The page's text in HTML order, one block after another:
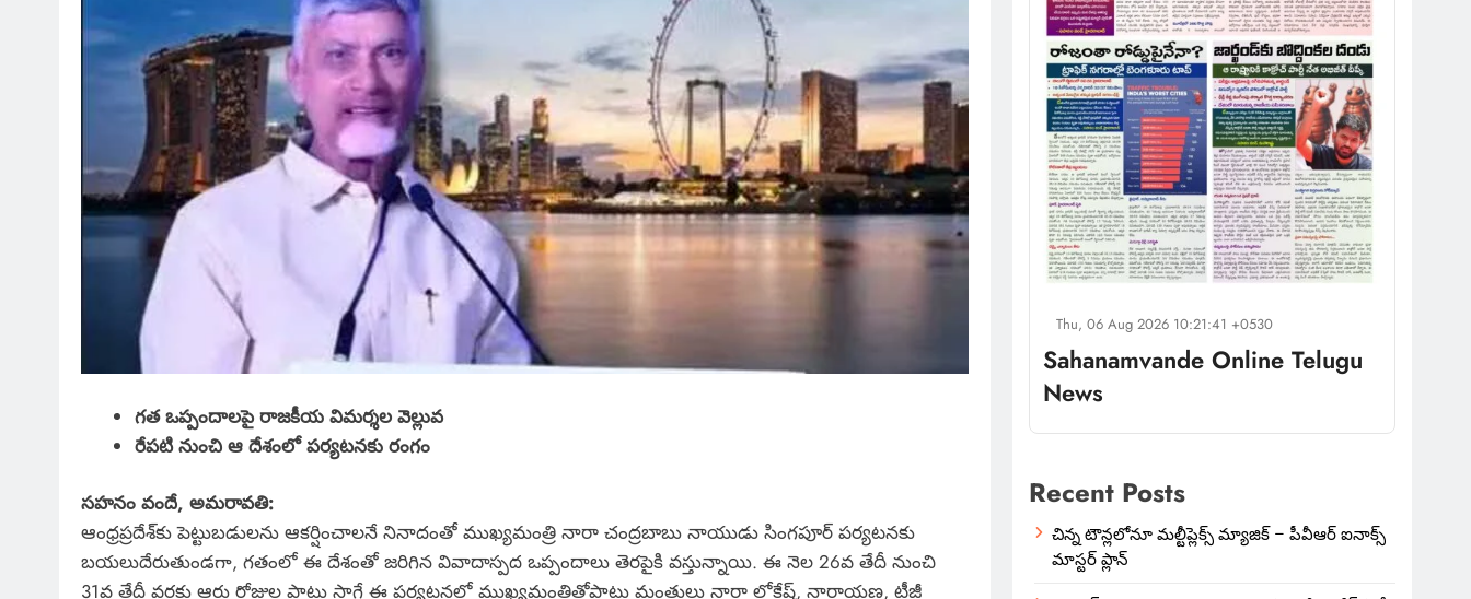
గత ఒప్పందాలపై రాజకీయ విమర్శల వెల్లువ
రేపటి నుంచి ఆ దేశంలో పర్యటనకు రంగం
సహనం వందే, అమరావతి:
ఆంధ్రప్రదేశ్‌కు పెట్టుబడులను ఆకర్షించాలనే నినాదంతో ముఖ్యమంత్రి నారా చంద్రబాబు నాయుడు సింగపూర్‌ పర్యటనకు
బయలుదేరుతుండగా, గతంలో ఈ దేశంతో జరిగిన వివాదాస్పద ఒప్పందాలు తెరపైకి వస్తున్నాయి. ఈ నెల 26వ తేదీ నుంచి
31వ తేదీ వరకు ఆరు రోజుల పాటు సాగే ఈ పర్యటనలో ముఖ్యమంత్రితోపాటు మంత్రులు నారా లోకేష్, నారాయణ, టీజీ
Thu, 06 Aug 2026 10:21:41 +0530
Sahanamvande Online Telugu
News
Recent Posts
చిన్న టౌన్లలోనూ మల్టీప్లెక్స్‌ మ్యాజిక్ – పీవీఆర్ ఐనాక్స్
మాస్టర్ ప్లాన్